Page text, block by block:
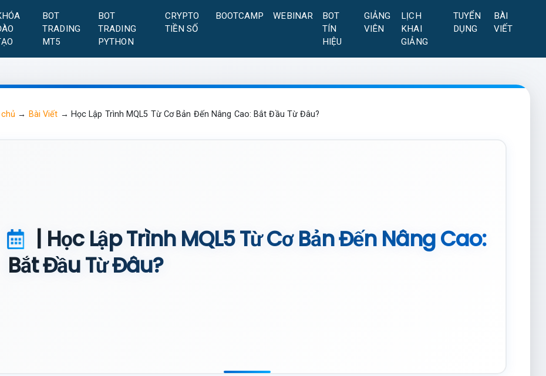
BOT
TRADING
MT5
BOT
TRADING
PYTHON
CRYPTO
TIỀN SỐ
BOOTCAMP WEBINAR
BOT
TÍN
HIỆU
GIẢNG
VIÊN
LỊCH
KHAI
GIẢNG
TUYỂN
DỤNG
BÀI
VIẾT
→ Bài Viết → Học Lập Trình MQL5 Từ Cơ Bản Đến Nâng Cao: Bắt Đầu Từ Đâu?
| Học Lập Trình MQL5 Từ Cơ Bản Đến Nâng Cao:
Bắt Đầu Từ Đâu?